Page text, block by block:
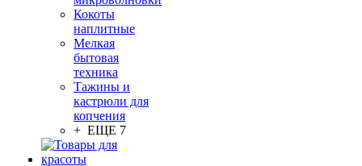
Кокоты
наплитные
Мелкая
бытовая
техника
Тажины и
кастрюли для
копчения
+ ЕЩЕ 7